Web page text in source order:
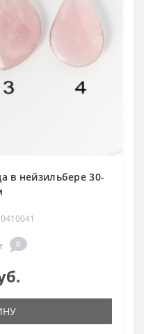
в нейзильбере 30-
0